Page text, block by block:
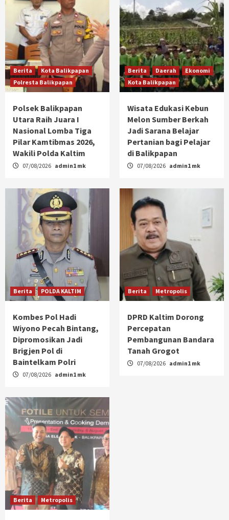
Berita
Kota Balikpapan
Polresta Balikpapan
Polsek Balikpapan
Utara Raih Juara I
Nasional Lomba Tiga
Pilar Kamtibmas 2026,
Wakili Polda Kaltim
07/08/2026 admin1 mk
Berita Daerah
Ekonomi
Kota Balikpapan
Wisata Edukasi Kebun
Melon Sumber Berkah
Jadi Sarana Belajar
Pertanian bagi Pelajar
di Balikpapan
07/08/2026 admin1 mk
Berita POLDA KALTIM
Kombes Pol Hadi
Wiyono Pecah Bintang,
Dipromosikan Jadi
Brigjen Pol di
Baintelkam Polri
07/08/2026 admin1 mk
Berita Metropolis
DPRD Kaltim Dorong
Percepatan
Pembangunan Bandara
Tanah Grogot
07/08/2026 admin1 mk
Berita Metropolis